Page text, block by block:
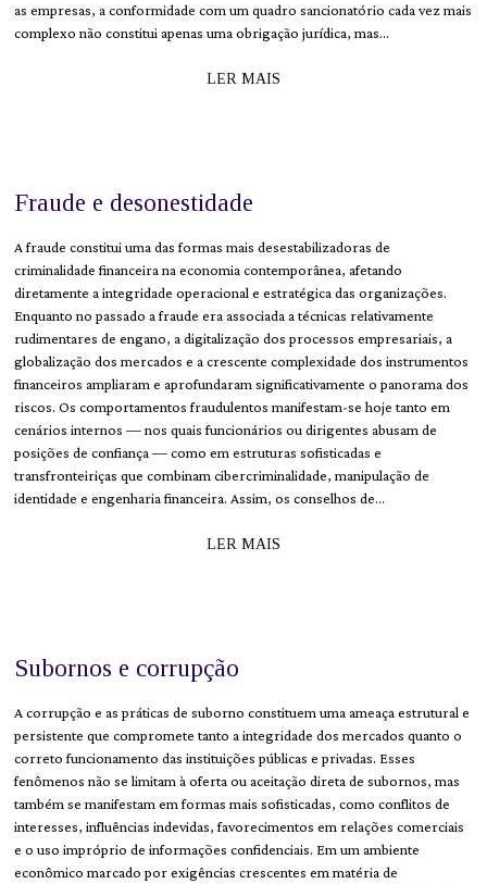
as empresas, a conformidade com um quadro sancionatório cada vez mais
complexo não constitui apenas uma obrigação jurídica, mas…
LER MAIS
Fraude e desonestidade
A fraude constitui uma das formas mais desestabilizadoras de
criminalidade financeira na economia contemporânea, afetando
diretamente a integridade operacional e estratégica das organizações.
Enquanto no passado a fraude era associada a técnicas relativamente
rudimentares de engano, a digitalização dos processos empresariais, a
globalização dos mercados e a crescente complexidade dos instrumentos
financeiros ampliaram e aprofundaram significativamente o panorama dos
riscos. Os comportamentos fraudulentos manifestam-se hoje tanto em
cenários internos — nos quais funcionários ou dirigentes abusam de
posições de confiança — como em estruturas sofisticadas e
transfronteiriças que combinam cibercriminalidade, manipulação de
identidade e engenharia financeira. Assim, os conselhos de…
LER MAIS
Subornos e corrupção
A corrupção e as práticas de suborno constituem uma ameaça estrutural e
persistente que compromete tanto a integridade dos mercados quanto o
correto funcionamento das instituições públicas e privadas. Esses
fenômenos não se limitam à oferta ou aceitação direta de subornos, mas
também se manifestam em formas mais sofisticadas, como conflitos de
interesses, influências indevidas, favorecimentos em relações comerciais
e o uso impróprio de informações confidenciais. Em um ambiente
econômico marcado por exigências crescentes em matéria de